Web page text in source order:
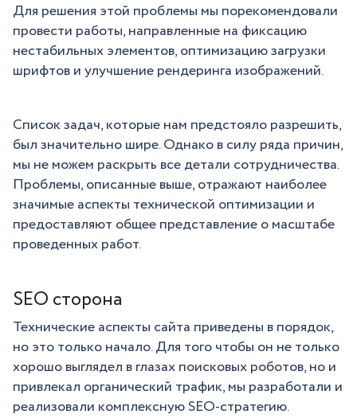
Для решения этой проблемы мы порекомендовали
провести работы, направленные на фиксацию
нестабильных элементов, оптимизацию загрузки
шрифтов и улучшение рендеринга изображений.
Список задач, которые нам предстояло разрешить,
был значительно шире. Однако в силу ряда причин,
мы не можем раскрыть все детали сотрудничества.
Проблемы, описанные выше, отражают наиболее
значимые аспекты технической оптимизации и
предоставляют общее представление о масштабе
проведенных работ.
SEO сторона
Технические аспекты сайта приведены в порядок,
но это только начало. Для того чтобы он не только
хорошо выглядел в глазах поисковых роботов, но и
привлекал органический трафик, мы разработали и
реализовали комплексную SEO-стратегию.